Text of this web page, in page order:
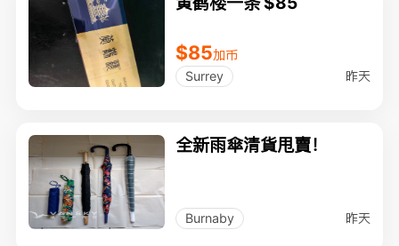
$85加币
Surrey
昨天
全新雨傘清貨甩賣！
Burnaby 昨天